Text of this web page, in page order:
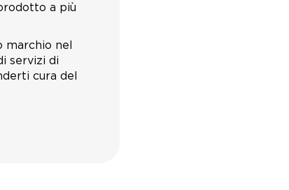
a più
marchio nel
servizi di
cura del